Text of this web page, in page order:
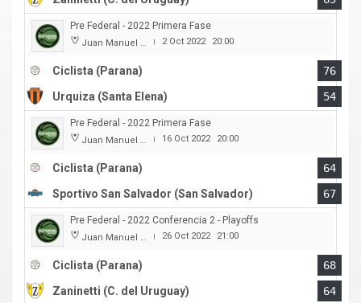
Pre Federal - 2022 Primera Fase
Juan Manuel A. Baglietto | 2 Oct 2022 20:00
Ciclista (Parana)
76
Urquiza (Santa Elena)
54
Pre Federal - 2022 Primera Fase
Juan Manuel A. Baglietto | 16 Oct 2022 20:00
Ciclista (Parana)
64
Sportivo San Salvador (San Salvador)
67
Pre Federal - 2022 Conferencia 2 - Playoffs
Juan Manuel A. Baglietto | 26 Oct 2022 21:00
Ciclista (Parana)
68
Zaninetti (C. del Uruguay)
64